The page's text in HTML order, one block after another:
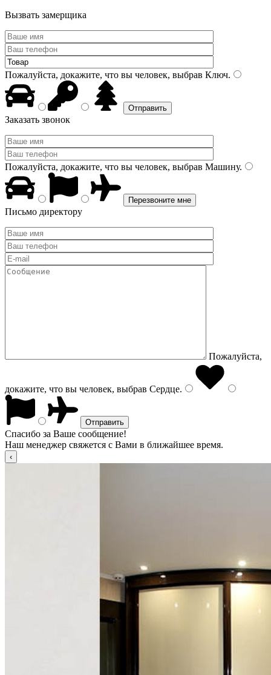
Вызвать замерщика
Пожалуйста, докажите, что вы человек, выбрав Ключ.
Заказать звонок
Пожалуйста, докажите, что вы человек, выбрав Машину.
Письмо директору
Пожалуйста,
докажите, что вы человек, выбрав Сердце.
Спасибо за Ваше сообщение!
Наш менеджер свяжется с Вами в ближайшее время.